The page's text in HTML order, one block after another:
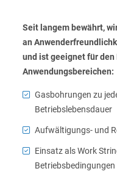
Seit langem bewährt,
an
und ist geeignet für
Anwendungsbereichen:
Gasbohrungen zu
Betriebslebensdauer
Aufwältigungs- und
Einsatz als Work